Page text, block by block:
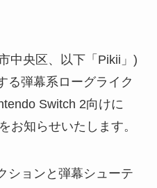
中央区、以下「Pikii」)
る弾幕系ローグライク
Switch 2向けに
お知らせいたします。
ションと弾幕シューテ